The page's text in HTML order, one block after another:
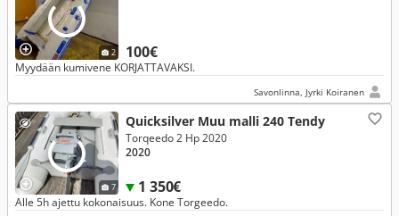
2 100€
Myydään kumivene KORJATTAVAKSI.
Savonlinna, Jyrki Koiranen
7
Quicksilver Muu malli 240 Tendy
1 350€
Torqeedo 2 Hp 2020
2020
Alle 5h ajettu kokonaisuus. Kone Torgeedo.